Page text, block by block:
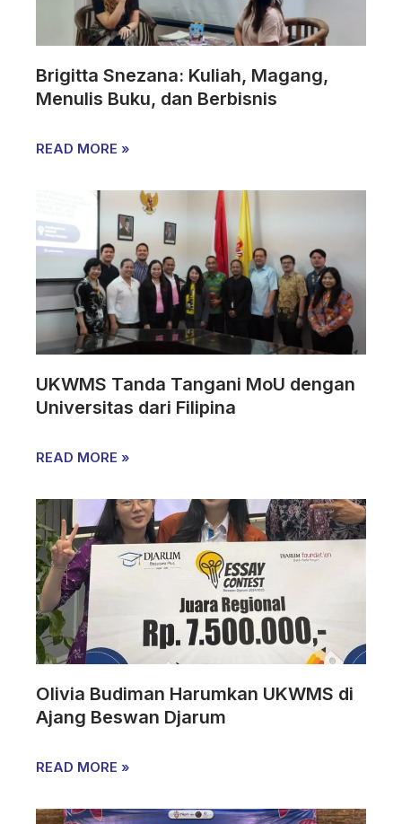
Brigitta Snezana: Kuliah, Magang,
Menulis Buku, dan Berbisnis
READ MORE »
UKWMS Tanda Tangani MoU dengan
Universitas dari Filipina
READ MORE »
Olivia Budiman Harumkan UKWMS di
Ajang Beswan Djarum
READ MORE »